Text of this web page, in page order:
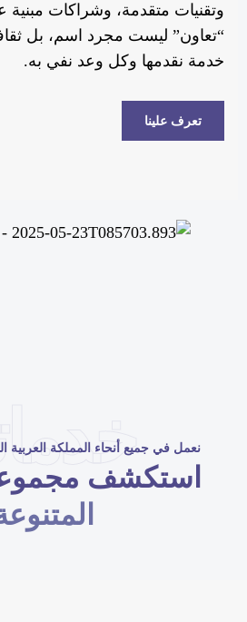
وتقنيات متقدمة، وشراكات مبنية
“تعاون” ليست مجرد اسم، بل
خدمة نقدمها وكل وعد نفي به.
تعرف علينا
نعمل في جميع أنحاء المملكة العربية
استكشف
المتنوعة